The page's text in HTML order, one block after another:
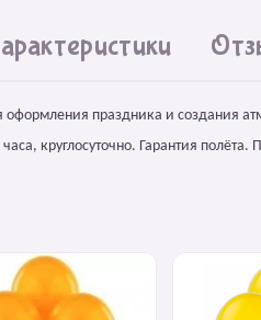
праздника и создания
круглосуточно. Гарантия